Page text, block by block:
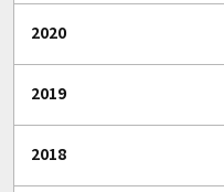
2020
2019
2018